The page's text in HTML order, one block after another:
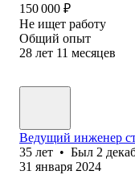
150 000 ₽
Не ищет работу
Общий опыт
28 лет 11 месяцев
Ведущий инженер
35 лет • Был 2
31 января 2024